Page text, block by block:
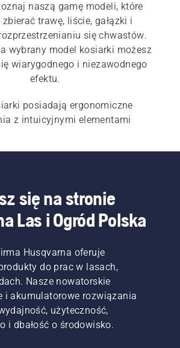
naszą gamę modeli, które
trawę, liście, gałązki i
się chwastów.
wybrany model kosiarki możesz
wiarygodnego i niezawodnego
efektu.
posiadają ergonomiczne
z intuicyjnymi elementami
Zarówno nasze kosiarki
i trwałe urządzenia tnące.
kosiarki zapewniające
i moc w użytkowaniu.
rozwiązanie do swoich
potrzeb.
się na stronie
Las i Ogród Polska
Husqvarna oferuje
do prac w lasach,
Nasze nowatorskie
i akumulatorowe rozwiązania
użyteczność,
i dbałość o środowisko.